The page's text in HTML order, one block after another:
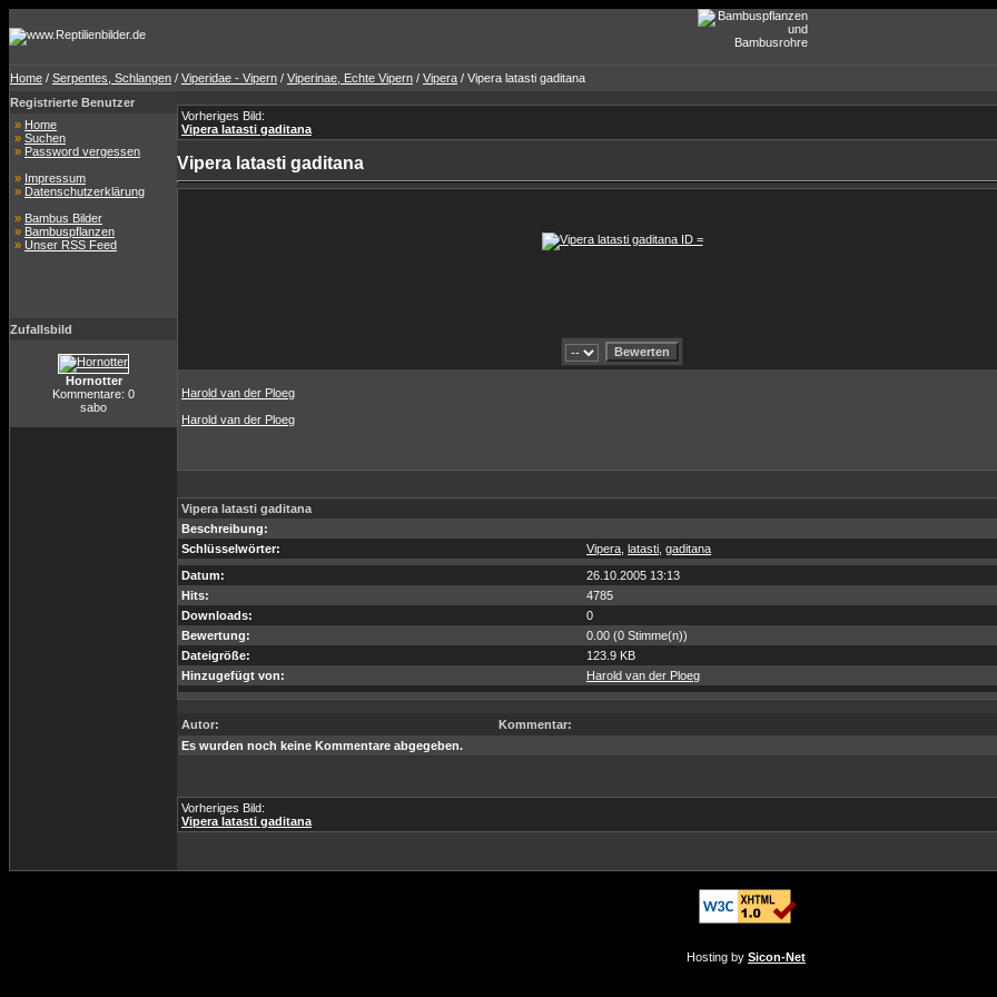
Home / Serpentes, Schlangen / Viperidae - Vipern / Viperinae, Echte Vipern / Vipera / Vipera latasti gaditana
Registrierte Benutzer
» Home
» Suchen
» Password vergessen
» Impressum
» Datenschutzerklärung
» Bambus Bilder
» Bambuspflanzen
» Unser RSS Feed
Zufallsbild
Hornotter
Kommentare: 0
sabo
Vorheriges Bild:
Vipera latasti gaditana
Vipera latasti gaditana
Harold van der Ploeg
Harold van der Ploeg
Vipera latasti gaditana
Beschreibung:
Schlüsselwörter:
Vipera latasti gaditana
Datum:
26.10.2005 13:13
Hits:
4785
Downloads:
0
Bewertung:
0.00 (0 Stimme(n))
Dateigröße:
123.9 KB
Hinzugefügt von:
Harold van der Ploeg
Autor:
Kommentar:
Es wurden noch keine Kommentare abgegeben.
Vorheriges Bild:
Vipera latasti gaditana
Hosting by Sicon-Net